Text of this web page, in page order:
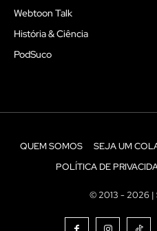
Webtoon Talk
História & Ciência
PodSuco
QUEM SOMOS SEJA UM
POLÍTICA DE
© 2013 - 2026 |